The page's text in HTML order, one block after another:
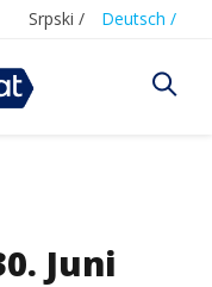
Srpski / Deutsch /
Juni